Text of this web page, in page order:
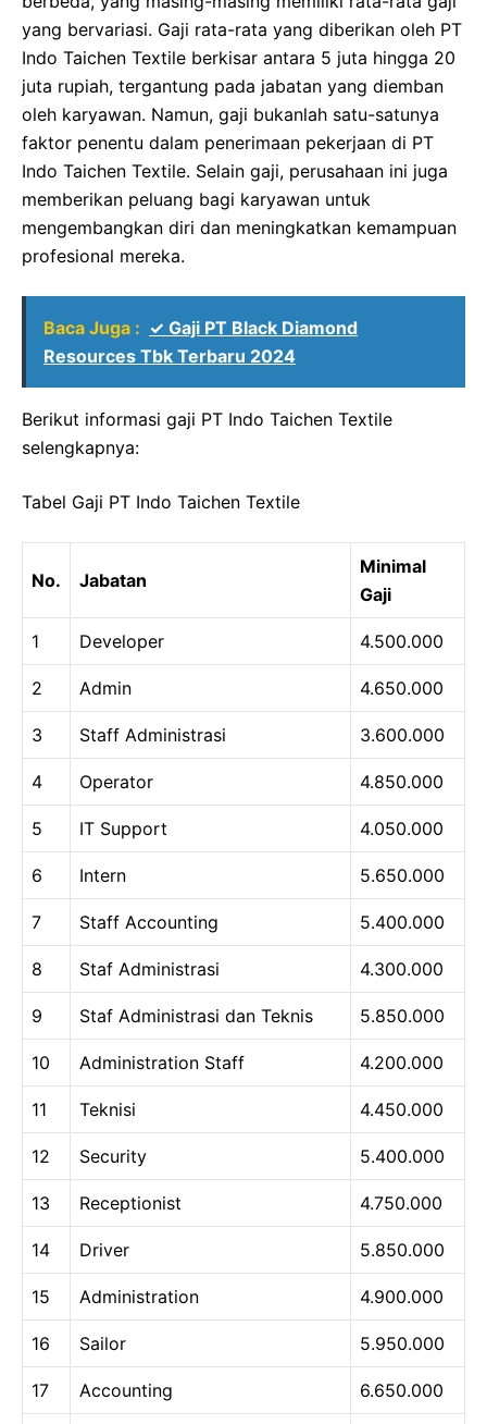
yang bervariasi. Gaji rata-rata yang diberikan oleh PT
Indo Taichen Textile berkisar antara 5 juta hingga 20
juta rupiah, tergantung pada jabatan yang diemban
oleh karyawan. Namun, gaji bukanlah satu-satunya
faktor penentu dalam penerimaan pekerjaan di PT
Indo Taichen Textile. Selain gaji, perusahaan ini juga
memberikan peluang bagi karyawan untuk
mengembangkan diri dan meningkatkan kemampuan
profesional mereka.
Baca Juga : ✓ Gaji PT Black Diamond
Resources Tbk Terbaru 2024
Berikut informasi gaji PT Indo Taichen Textile
selengkapnya:
Tabel Gaji PT Indo Taichen Textile
No. Jabatan
Minimal
Gaji
1 Developer 4.500.000
2 Admin 4.650.000
3 Staff Administrasi 3.600.000
4 Operator 4.850.000
5 IT Support 4.050.000
6 Intern 5.650.000
7 Staff Accounting 5.400.000
8 Staf Administrasi 4.300.000
9 Staf Administrasi dan Teknis 5.850.000
10 Administration Staff 4.200.000
11 Teknisi 4.450.000
12 Security 5.400.000
13 Receptionist 4.750.000
14 Driver 5.850.000
15 Administration 4.900.000
16 Sailor 5.950.000
17 Accounting 6.650.000